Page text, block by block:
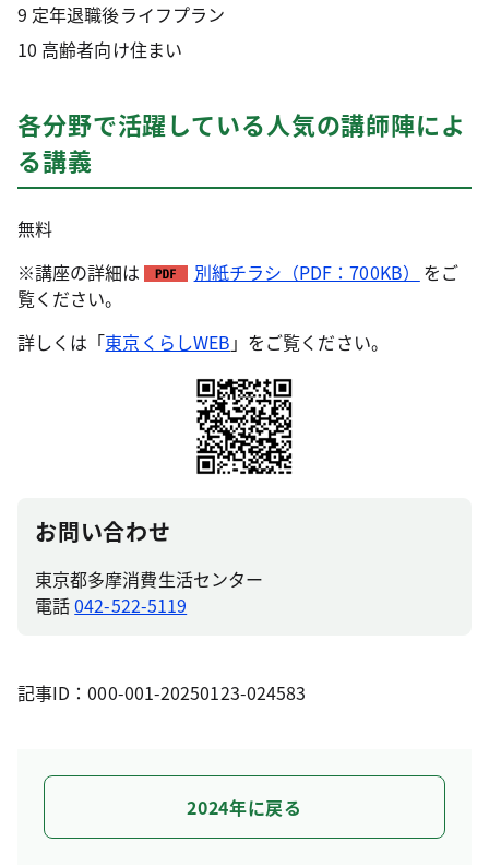
9 定年退職後ライフプラン
10 高齢者向け住まい
各分野で活躍している人気の講師陣によ
る講義
無料
※講座の詳細は
別紙チラシ（PDF：700KB）
をご
覧ください。
詳しくは「東京くらしWEB 」をご覧ください。
お問い合わせ
東京都多摩消費生活センター
電話042-522-5119
記事ID：000-001-20250123-024583
2024年に戻る